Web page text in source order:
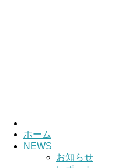
ホーム
NEWS
お知らせ